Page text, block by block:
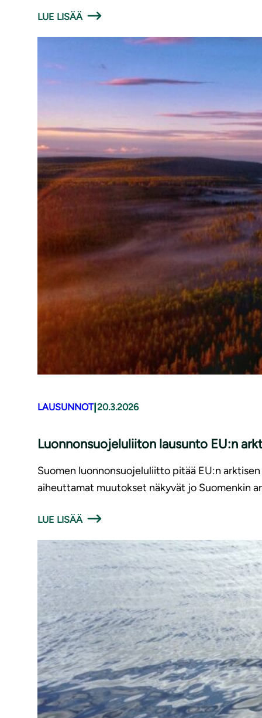
LUE LISÄÄ
LAUSUNNOT|20.3.2026
Luonnonsuojeluliiton lausunto EU:n
Suomen luonnonsuojeluliitto pitää EU:n
aiheuttamat muutokset näkyvät jo Suomenkin
LUE LISÄÄ